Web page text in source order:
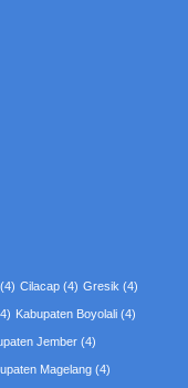
(4) Cilacap (4) Gresik (4)
Kabupaten Boyolali (4)
Jember (4)
Magelang (4)